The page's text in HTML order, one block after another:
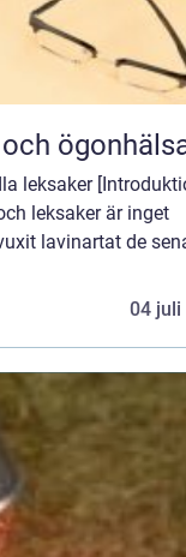
leksaker
leksaker är inget
lavinartat de
04 juli